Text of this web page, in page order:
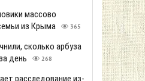
массово
из Крыма
365
сколько арбуза
день
268
расследование из-